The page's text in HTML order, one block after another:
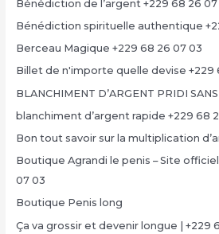
Bénédiction de l’argent +229 68 26 07
Bénédiction spirituelle authentique
Berceau Magique +229 68 26 07 03
Billet de n'importe quelle devise +229
BLANCHIMENT D’ARGENT PRIDI
blanchiment d’argent rapide +229 68
Bon tout savoir sur la multiplication
Boutique Agrandi le penis – Site
07 03
Boutique Penis long
Ça va grossir et devenir longue | +229